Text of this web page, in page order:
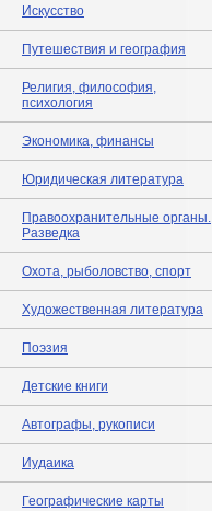
Искусство
Путешествия и география
Религия, философия,
психология
Экономика, финансы
Юридическая литература
Правоохранительные органы.
Разведка
Охота, рыболовство, спорт
Художественная литература
Поэзия
Детские книги
Автографы, рукописи
Иудаика
Географические карты